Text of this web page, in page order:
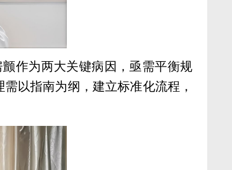
作为两大关键病因，亟需平衡规
以指南为纲，建立标准化流程，